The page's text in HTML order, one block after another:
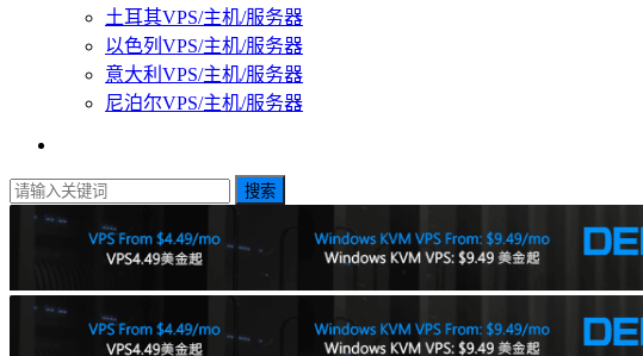
土耳其VPS/主机/服务器
以色列VPS/主机/服务器
意大利VPS/主机/服务器
尼泊尔VPS/主机/服务器
搜索